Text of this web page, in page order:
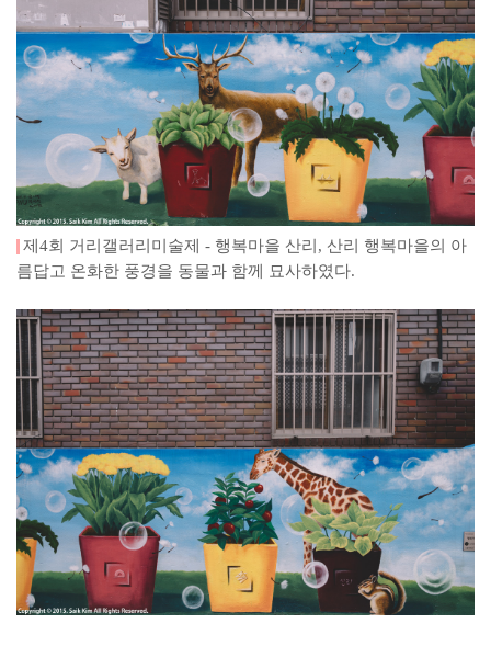
제4회 거리갤러리미술제 - 행복마을 산리, 산리 행복마을의 아
름답고 온화한 풍경을 동물과 함께 묘사하였다.